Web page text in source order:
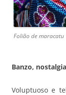
Folião de maracatu
Banzo,
Voluptuoso e